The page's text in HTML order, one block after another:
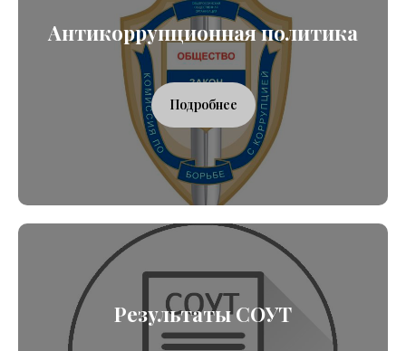
Антикоррупционная политика
Подробнее
Результаты СОУТ